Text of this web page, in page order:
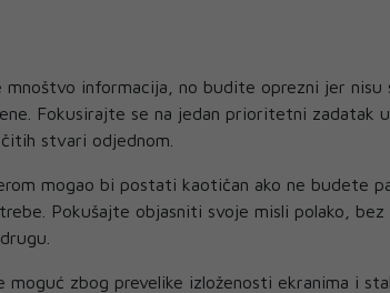
mnoštvo informacija, no budite oprezni jer nisu
Fokusirajte se na jedan prioritetni zadatak
stvari odjednom.
mogao bi postati kaotičan ako ne budete
Pokušajte objasniti svoje misli polako, bez
zbog prevelike izloženosti ekranima i